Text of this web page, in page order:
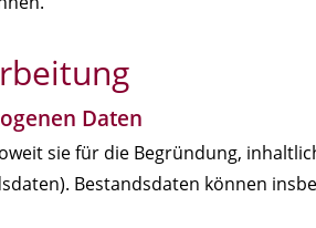
Daten
sie für die Begründung,
Bestandsdaten können